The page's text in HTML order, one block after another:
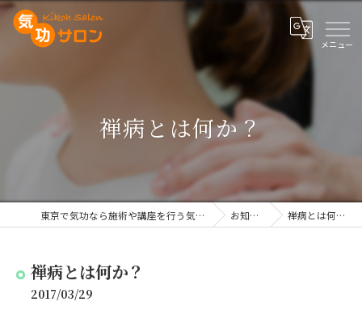
禅病とは何か？
東京で気功なら施術や講座を行う気功サロン お知らせ 禅病とは何か？
禅病とは何か？
2017/03/29